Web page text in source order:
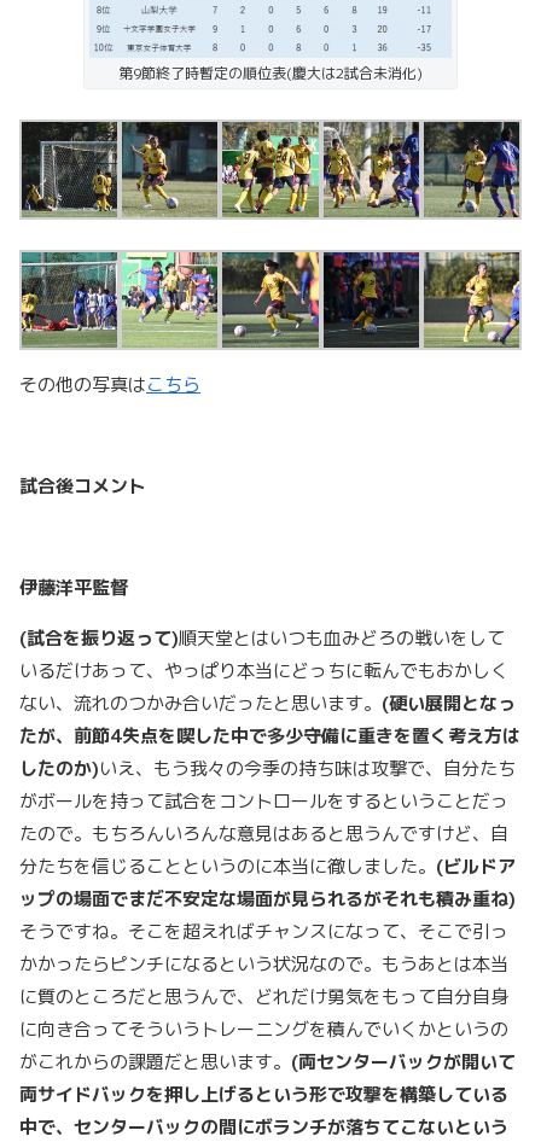
第9節終了時暫定の順位表(慶大は2試合未消化)
その他の写真はこちら
試合後コメント
伊藤洋平監督
(試合を振り返って)順天堂とはいつも血みどろの戦いをして
いるだけあって、やっぱり本当にどっちに転んでもおかしく
ない、流れのつかみ合いだったと思います。 (硬い展開となっ
たが、前節4失点を喫した中で多少守備に重きを置く考え方は
したのか)いえ、もう我々の今季の持ち味は攻撃で、自分たち
がボールを持って試合をコントロールをするということだっ
たので。もちろんいろんな意見はあると思うんですけど、自
分たちを信じることというのに本当に徹しました。 (ビルドア
ップの場面でまだ不安定な場面が見られるがそれも積み重ね)
そうですね。そこを超えればチャンスになって、そこで引っ
かかったらピンチになるという状況なので。もうあとは本当
に質のところだと思うんで、どれだけ勇気をもって自分自身
に向き合ってそういうトレーニングを積んでいくかというの
がこれからの課題だと思います。 (両センターバックが開いて
両サイドバックを押し上げるという形で攻撃を構築している
中で、センターバックの間にボランチが落ちてこないという